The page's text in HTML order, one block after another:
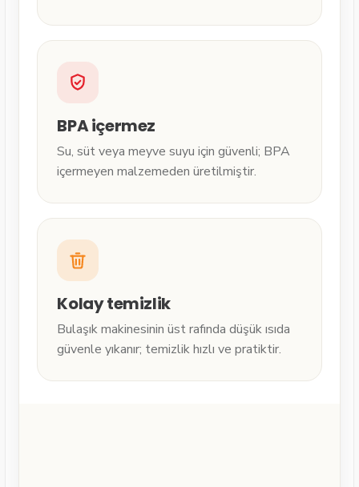
BPA içermez
Su, süt veya meyve suyu için güvenli; BPA
içermeyen malzemeden üretilmiştir.
Kolay temizlik
Bulaşık makinesinin üst rafında düşük ısıda
güvenle yıkanır; temizlik hızlı ve pratiktir.